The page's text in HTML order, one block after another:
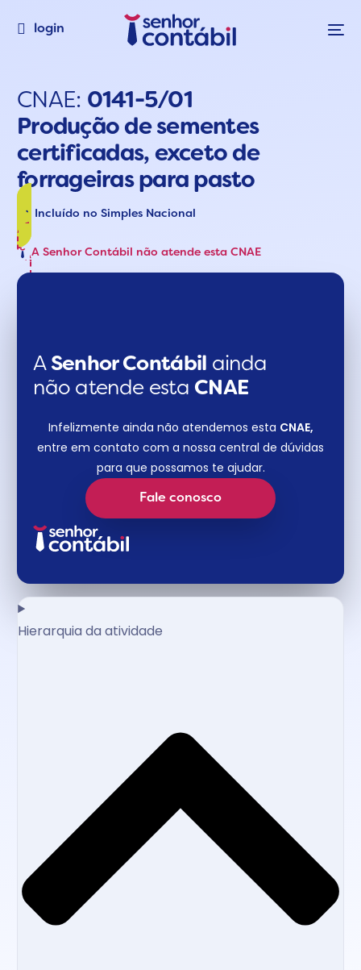
login
CNAE: 0141-5/01
Produção de sementes
certificadas, exceto de
forrageiras para pasto
Incluído no Simples Nacional
A Senhor Contábil não atende esta CNAE
A Senhor Contábil ainda
não atende esta CNAE​
Infelizmente ainda não atendemos esta CNAE,
entre em contato com a nossa central de dúvidas
para que possamos te ajudar.
Fale conosco
Hierarquia da atividade